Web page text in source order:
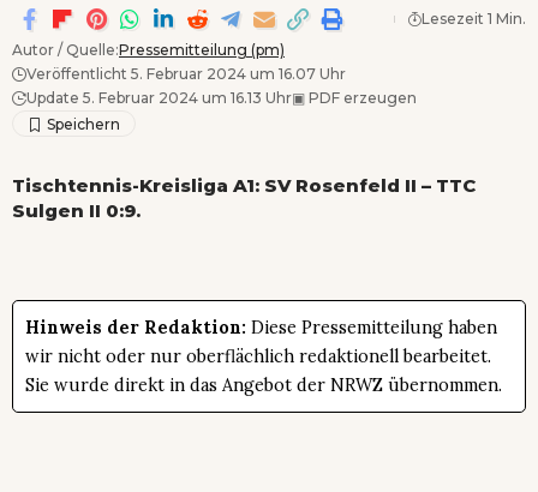
Autor / Quelle:Pressemitteilung (pm)
Veröffentlicht 5. Februar 2024 um 16.07 Uhr
Update 5. Februar 2024 um 16.13 Uhr▣ PDF erzeugen
Lesezeit 1 Min.
Tischtennis-Kreisliga A1: SV Rosenfeld II – TTC
Sulgen II 0:9.
Hinweis der Redaktion: Diese Pressemitteilung haben
wir nicht oder nur oberflächlich redaktionell bearbeitet.
Sie wurde direkt in das Angebot der NRWZ übernommen.